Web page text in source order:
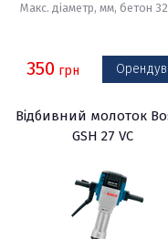
Макс. діаметр, мм, бетон
350 грн
Відбивний молоток
GSH 27 VC